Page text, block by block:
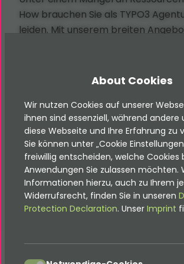
How brauchen Sie als TYPO3
leiden. Mit unserem breiten
Es spielt keine Rolle, ob Sie eine
Kommunikations-, oder Marketing-
betreiben, oder selbst als
Agenturen geschäftigt sind. Wir
das sich sonst nicht schließen lässt
und unterstützen Sie gerne rund
TYPO3 und modernes Web. Wenn
arbeiten wir dabei still im
About Cookies
Wir nutzen Cookies auf unserer
ihnen sind essenziell, während andere
diese Webseite und Ihre Erfahrung zu
Sie können unter „Cookie
freiwillig entscheiden, welche Cookies
Anwendungen Sie zulassen möchten.
Informationen hierzu, auch zu Ihrem
Widerrufsrecht, finden Sie in unseren
Protection Declaration. Unser Imprint
accept